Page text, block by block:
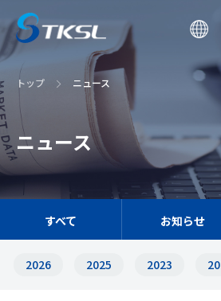
トップ ニュース
ニュース
すべて お知らせ
2026 2025 2023